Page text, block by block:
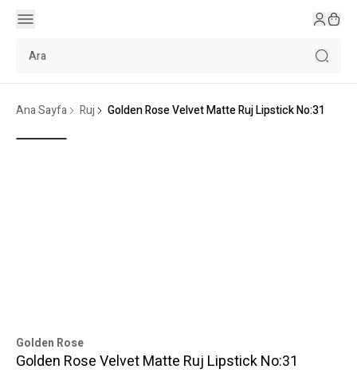
Ana Sayfa Ruj Golden Rose Velvet Matte Ruj Lipstick No:31
Golden Rose
Golden Rose Velvet Matte Ruj Lipstick No:31